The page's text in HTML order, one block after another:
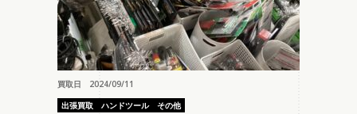
買取日 2024/09/11
出張買取
ハンドツール その他